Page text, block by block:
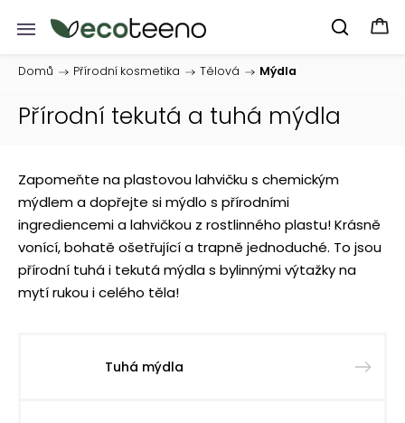
Domů / Přírodní kosmetika / Tělová / Mýdla
Přírodní tekutá a tuhá mýdla
Zapomeňte na plastovou lahvičku s chemickým
mýdlem a dopřejte si mýdlo s přírodními
ingrediencemi a lahvičkou z rostlinného plastu! Krásně
vonící, bohatě ošetřující a trapně jednoduché. To jsou
přírodní tuhá i tekutá mýdla s bylinnými výtažky na
mytí rukou i celého těla!
Tuhá mýdla